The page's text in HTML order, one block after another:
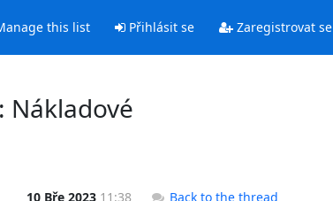
this list Přihlásit se Zaregistrovat se
Nákladové
10 Bře 2023 11:38
Back to the thread